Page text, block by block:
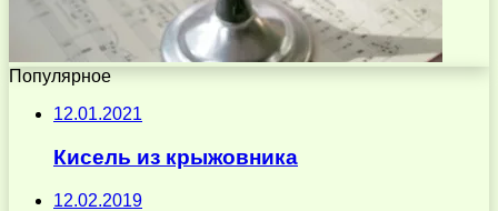
Популярное
12.01.2021
Кисель из крыжовника
12.02.2019